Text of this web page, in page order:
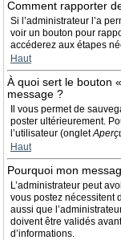
Comment rapporter
Si l’administrateur l’a
voir un bouton pour
accéderez aux étapes
Haut
À quoi sert le bouton
message ?
Il vous permet de
poster ultérieurement.
l’utilisateur (onglet
Haut
Pourquoi mon
L’administrateur peut
vous postez nécessitent
aussi que
doivent être validés
d’informations.